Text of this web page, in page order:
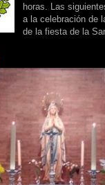
horas. Las
a la celebración de
de la fiesta de la